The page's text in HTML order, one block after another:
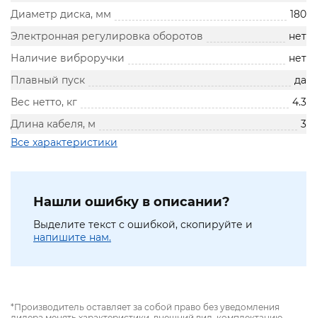
Диаметр диска, мм
180
Электронная регулировка оборотов
нет
Наличие виброручки
нет
Плавный пуск
да
Вес нетто, кг
4.3
Длина кабеля, м
3
Все характеристики
Нашли ошибку в описании?
Выделите текст с ошибкой, скопируйте и
напишите нам.
*Производитель оставляет за собой право без уведомления